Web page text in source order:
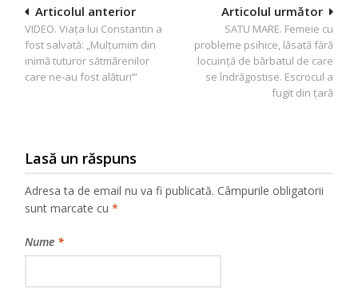
Navigare
în
articole
Articolul următor
SATU MARE. Femeie cu
probleme psihice, lăsată fără
locuință de bărbatul de care
se îndrăgostise. Escrocul a
fugit din țară
Articolul anterior
VIDEO. Viața lui Constantin a
fost salvată: „Mulțumim din
inimă tuturor sătmărenilor
care ne-au fost alături’”
Lasă un răspuns
Adresa ta de email nu va fi publicată. Câmpurile obligatorii
sunt marcate cu*
Nume *